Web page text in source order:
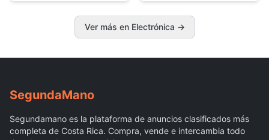
Ver más en Electrónica →
SegundaMano
Segundamano es la plataforma de anuncios clasificados más
completa de Costa Rica. Compra, vende e intercambia todo